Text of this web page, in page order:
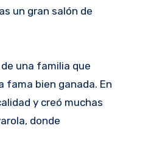
un gran salón de
una familia que
fama bien ganada. En
y creó muchas
donde